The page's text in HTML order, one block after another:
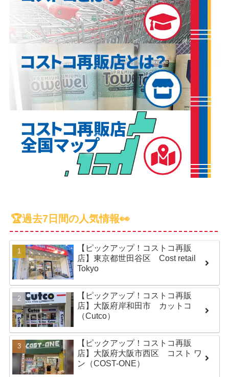
🏆過去7日間の人気情報👀
【ピックアップ！コストコ再販
店】東京都世田谷区 Cost retail
Tokyo
【ピックアップ！コストコ再販
店】大阪府岸和田市 カットコ
（Cutco）
【ピックアップ！コストコ再販
店】大阪府大阪市西区 コスト ワ
ン（COST-ONE）